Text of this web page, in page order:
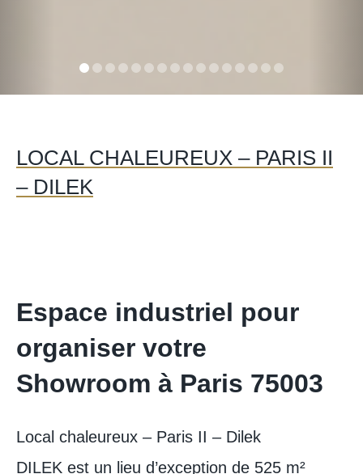
LOCAL CHALEUREUX – PARIS II
– DILEK
Espace industriel pour
organiser votre
Showroom à Paris 75003
Local chaleureux – Paris II – Dilek
DILEK est un lieu d’exception de 525 m²